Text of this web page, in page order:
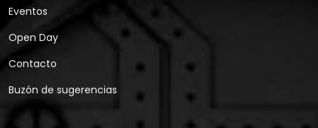
Eventos
Open Day
Contacto
Buzón de sugerencias